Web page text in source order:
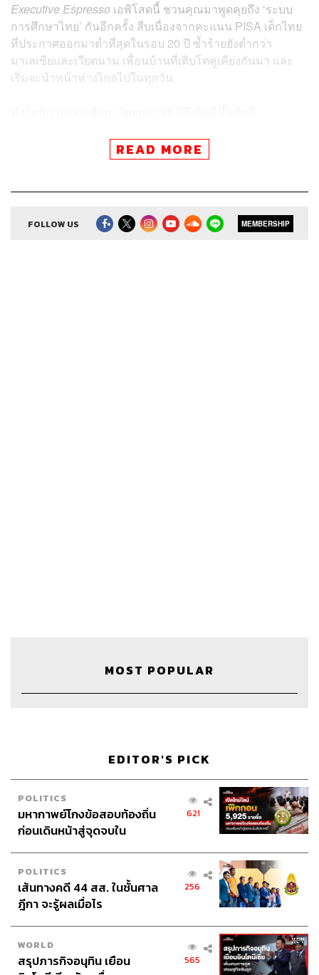
Executive Espresso เอพิโสดนี้ ชวนคุณมาพูดคุยถึง ‘ระบบ
การศึกษาไทย’ กันอีกครั้ง สืบเนื่องจากคะแนน PISA เด็กไทย
ที่ประกาศออกมาต่ำที่สุดในรอบ 20 ปี ซ้ำร้ายยังต่ำกว่า
มาเลเซียและเวียดนาม เพื่อนบ้านที่เติบโตคู่เคียงกันมา และ
เริ่มจะนำหน้าห่างไกลไปในทุกวัน
หรือถึงเวลาที่ระบบการศึกษาต้องยกเครื่อง ปฏิรูป และเริ่ม
ใหม่กันได้แล้ว ก่อนจะเห็นเพียงแค่แผ่นหลังเพื่อนบ้าน และ
Credits
Host & Show Creatorนครินทร์ วนกิจไพบูลย์
Managerปวริศา ตั้งตุลานนท์
Assistantอสุมิ สุกี้คาวะ
Project Coordinator
ณิชนันทน์ ทับทิม
Content Creators ชาคร ฉายเพชร, ธนภาคย์ อิทธิชัยพล,
READ MORE
FOLLOW US MEMBERSHIP
MOST POPULAR
EDITOR'S PICK
POLITICS
มหากาพย์โกงข้อสอบท้องถิ่น
ก่อนเดินหน้าสู่จุดจบใน
621
POLITICS
เส้นทางคดี 44 สส. ในชั้นศาล
ฎีกา จะรู้ผลเมื่อไร
256
WORLD
สรุปภารกิจอนุทิน เยือน
565